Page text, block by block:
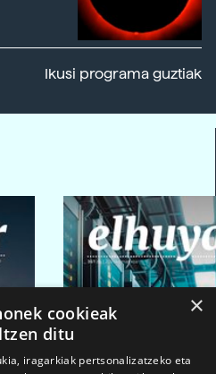
Ikusi programa guztiak
×
cookieak
ditu
iragarkiak pertsonalizatzeko eta